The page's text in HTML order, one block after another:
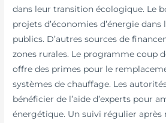
dans leur transition écologique. Le
projets d’économies d’énergie
publics. D’autres sources de
zones rurales. Le programme coup
offre des primes pour le
systèmes de chauffage. Les
bénéficier de l’aide d’experts pour
énergétique. Un suivi régulier après